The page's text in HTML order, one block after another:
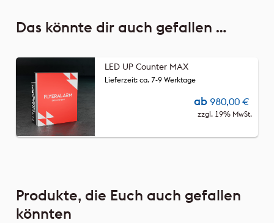
Das könnte dir auch gefallen …
LED UP Counter MAX
ab 980,00 €
zzgl. 19% MwSt.
Lieferzeit: ca. 7-9 Werktage
Produkte, die Euch auch gefallen
könnten